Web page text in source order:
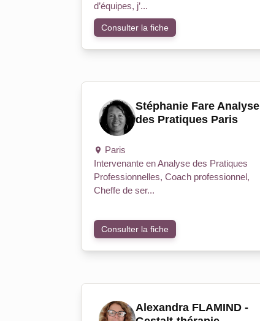
d’équipes, j’...
Consulter la fiche
Stéphanie Fare Analyse
des Pratiques Paris
Paris
Intervenante en Analyse des Pratiques
Professionnelles, Coach professionnel,
Cheffe de ser...
Consulter la fiche
Alexandra FLAMIND -